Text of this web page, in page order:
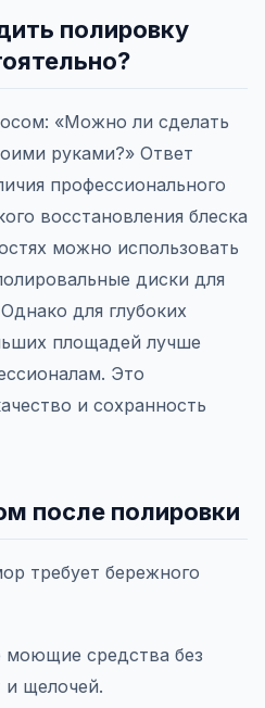
полировку
«Можно ли сделать
руками?» Ответ
профессионального
восстановления блеска
можно использовать
диски для
для глубоких
площадей лучше
Это
и сохранность
после полировки
требует бережного
моющие средства без
и щелочей.